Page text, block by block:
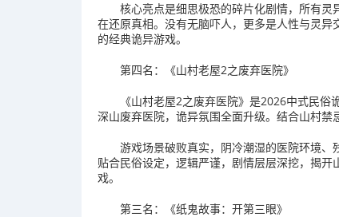
核心亮点是细思极恐的碎片化剧情，所有
在还原真相。没有无脑吓人，更多是人性与灵
的经典诡异游戏。
第四名：《山村老屋2之废弃医院》
《山村老屋2之废弃医院》是2026中式民
深山废弃医院，诡异氛围全面升级。结合山村禁
游戏场景破败真实，阴冷潮湿的医院环境
贴合民俗设定，逻辑严谨，剧情层层深挖，揭
戏。
第三名：《纸鬼故事：开第三眼》